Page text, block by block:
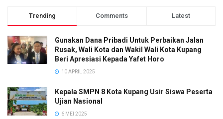
Trending Comments Latest
Gunakan Dana Pribadi Untuk Perbaikan Jalan
Rusak, Wali Kota dan Wakil Wali Kota Kupang
Beri Apresiasi Kepada Yafet Horo
10 APRIL 2025
Kepala SMPN 8 Kota Kupang Usir Siswa Peserta
Ujian Nasional
6 MEI 2025